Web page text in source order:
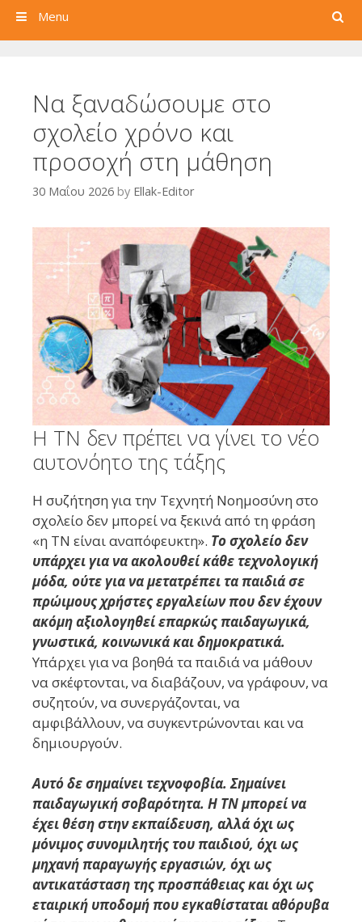
Search
Menu
Να ξαναδώσουμε στο
σχολείο χρόνο και
προσοχή στη μάθηση
30 Μαΐου 2026 by Ellak-Editor
Η ΤΝ δεν πρέπει να γίνει το νέο
αυτονόητο της τάξης
Η συζήτηση για την Τεχνητή Νοημοσύνη στο
σχολείο δεν μπορεί να ξεκινά από τη φράση
«η ΤΝ είναι αναπόφευκτη». Το σχολείο δεν
υπάρχει για να ακολουθεί κάθε τεχνολογική
μόδα, ούτε για να μετατρέπει τα παιδιά σε
πρώιμους χρήστες εργαλείων που δεν έχουν
ακόμη αξιολογηθεί επαρκώς παιδαγωγικά,
γνωστικά, κοινωνικά και δημοκρατικά.
Υπάρχει για να βοηθά τα παιδιά να μάθουν
να σκέφτονται, να διαβάζουν, να γράφουν, να
συζητούν, να συνεργάζονται, να
αμφιβάλλουν, να συγκεντρώνονται και να
δημιουργούν.
Αυτό δε σημαίνει τεχνοφοβία. Σημαίνει
παιδαγωγική σοβαρότητα. Η ΤΝ μπορεί να
έχει θέση στην εκπαίδευση, αλλά όχι ως
μόνιμος συνομιλητής του παιδιού, όχι ως
μηχανή παραγωγής εργασιών, όχι ως
αντικατάσταση της προσπάθειας και όχι ως
εταιρική υποδομή που εγκαθίσταται αθόρυβα